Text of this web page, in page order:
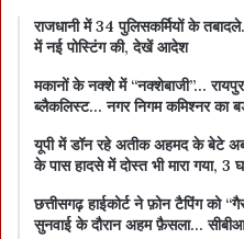
राजधानी में 34 पुलिसकर्मियों के
में नई पोस्टिंग की, देखें आदेश
मकानों के नक्शे में “नक्शेबाजी”…
ब्लैकलिस्ट… नगर निगम कमिश्नर का
यूपी में डॉन रहे अतीक अहमद के बेटे
के पास हादसे में दोस्त भी मारा गया, 3
छत्तीसगढ़ हाईकोर्ट ने फ़ोन टैपिंग को
सुनवाई के दौरान अहम फ़ैसला…